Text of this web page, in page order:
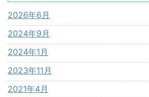
2026年6月
2024年9月
2024年1月
2023年11月
2021年4月